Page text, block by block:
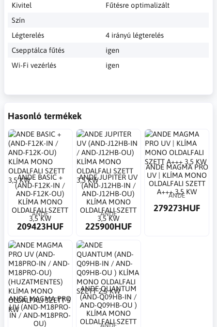
Kivitel
Fűtésre optimalizált
Szín
Légterelés
4 irányú légterelés
Csepptálca fűtés
igen
Wi-Fi vezérlés
igen
Hasonló termékek
ANDE BASIC +
(AND-F12K-IN /
AND-F12K-OU)
KLÍMA MONO
OLDALFALI SZETT
3,5 KW
ANDE
209423HUF
ANDE JUPITER UV
(AND-J12HB-IN /
AND-J12HB-OU)
KLÍMA MONO
OLDALFALI SZETT
3,5 KW
ANDE
225900HUF
ANDE MAGMA PRO
UV | KLÍMA MONO
OLDALFALI SZETT
A+++ 3,5 KW
ANDE
279273HUF
ANDE MAGMA PRO
UV (AND-M18PRO-
IN / AND-M18PRO-
OU)
ANDE QUANTUM
(AND-Q09HB-IN /
AND-Q09HB-OU )
KLÍMA MONO
OLDALFALI SZETT
ANDE